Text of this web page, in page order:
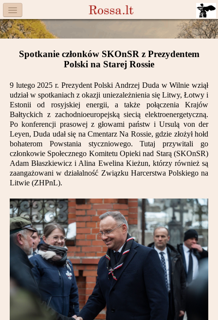
Menu
Facebook
Komitet
Aktualności
Książka
Moneta
Cegiełki
Rossa
Trasy
Darczyńcy
Partnerzy
Kontakt
Spotkanie członków SKOnSR z Prezydentem
Polski na Starej Rossie
9 lutego 2025 r. Prezydent Polski Andrzej Duda w Wilnie wziął
udział w spotkaniach z okazji uniezależnienia się Litwy, Łotwy i
Estonii od rosyjskiej energii, a także połączenia Krajów
Bałtyckich z zachodnioeuropejską siecią elektroenergetyczną.
Po konferencji prasowej z głowami państw i Ursulą von der
Leyen, Duda udał się na Cmentarz Na Rossie, gdzie złożył hołd
bohaterom Powstania styczniowego. Tutaj przywitali go
członkowie Społecznego Komitetu Opieki nad Starą (SKOnSR)
Adam Błaszkiewicz i Alina Ewelina Kieżun, którzy również są
zaangażowani w działalność Związku Harcerstwa Polskiego na
Litwie (ZHPnL).